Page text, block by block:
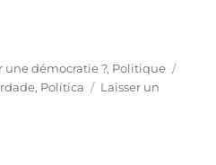
une démocratie ?, Politique
, Política
Laisser un